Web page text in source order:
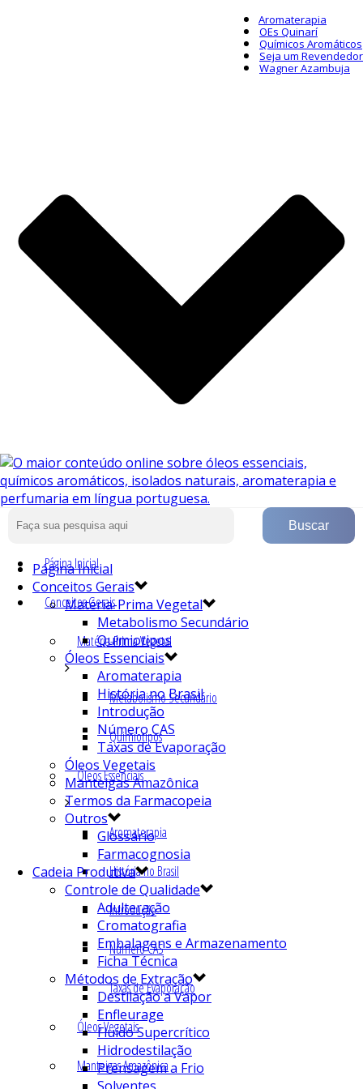
Aromaterapia
OEs Quinarí
Químicos Aromáticos
Seja um Revendedor
Wagner Azambuja
Página Inicial
Conceitos Gerais
Matéria-Prima Vegetal
Metabolismo Secundário
Quimiotipos
Óleos Essenciais
Aromaterapia
História no Brasil
Introdução
Número CAS
Taxas de Evaporação
Óleos Vegetais
Manteigas Amazônica
Página Inicial
Conceitos Gerais
Matéria-Prima Vegetal
Metabolismo Secundário
Quimiotipos
Óleos Essenciais
Aromaterapia
História no Brasil
Introdução
Número CAS
Taxas de Evaporação
Óleos Vegetais
Manteigas Amazônica
Termos da Farmacopeia
Outros
Glossário
Farmacognosia
Cadeia Produtiva
Controle de Qualidade
Adulteração
Cromatografia
Embalagens e Armazenamento
Ficha Técnica
Métodos de Extração
Destilação a Vapor
Enfleurage
Fluído Supercrítico
Hidrodestilação
Prensagem a Frio